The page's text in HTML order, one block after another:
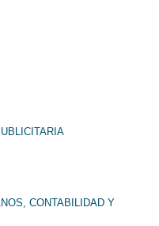
CONTABILIDAD Y